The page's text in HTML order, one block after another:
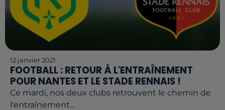
12 janvier 2021
FOOTBALL : RETOUR À L'ENTRAÎNEMENT
POUR NANTES ET LE STADE RENNAIS !
Ce mardi, nos deux clubs retrouvent le chemin de
l'entraînement...